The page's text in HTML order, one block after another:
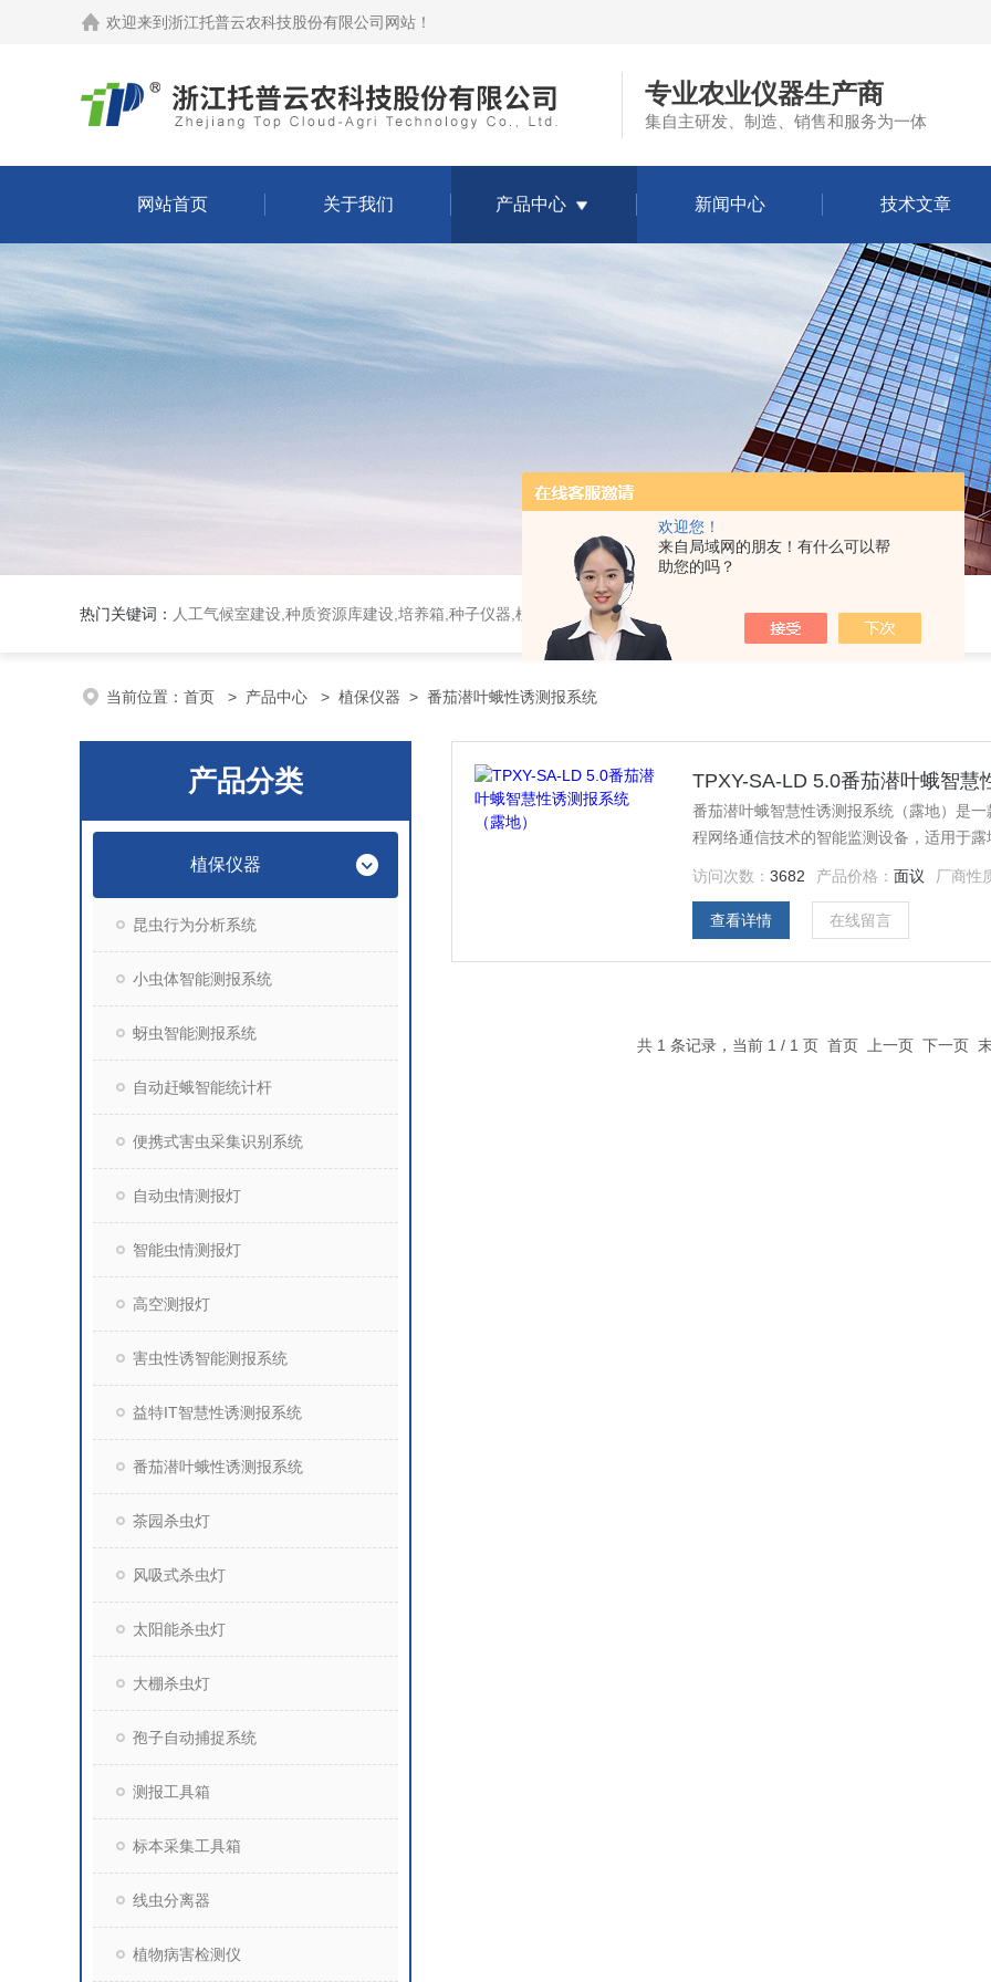
欢迎您！
来自局域网的朋友！有什么可以帮
助您的吗？
欢迎来到 浙江托普云农科技股份有限公司网站 ！
专业农业仪器生产商
集自主研发、制造、销售和服务为一体
网站首页 关于我们 产品中心 新闻中心 技术文章
热门关键词： 人工气候室建设,种质资源库建设,培养箱,种子仪器,植物生理仪器,植保仪器,土壤仪器,环境气象仪器
当前位置： 首页 > 产品中心 > 植保仪器 > 番茄潜叶蛾性诱测报系统
产品分类
植保仪器
昆虫行为分析系统
小虫体智能测报系统
蚜虫智能测报系统
自动赶蛾智能统计杆
便携式害虫采集识别系统
自动虫情测报灯
智能虫情测报灯
高空测报灯
害虫性诱智能测报系统
益特IT智慧性诱测报系统
番茄潜叶蛾性诱测报系统
茶园杀虫灯
风吸式杀虫灯
太阳能杀虫灯
大棚杀虫灯
孢子自动捕捉系统
测报工具箱
标本采集工具箱
线虫分离器
植物病害检测仪
TPXY-SA-LD 5.0番茄潜叶蛾智慧
番茄潜叶蛾智慧性诱测报系统（露地）是
程网络通信技术的智能监测设备，适用于
访问次数：3682 产品价格：面议 厂商性
查看详情 在线留言
共 1 条记录，当前 1 / 1 页 首页 上一页 下一页